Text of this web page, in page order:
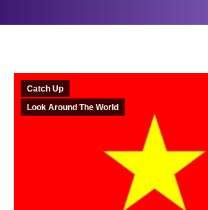
Catch Up
Look Around The World